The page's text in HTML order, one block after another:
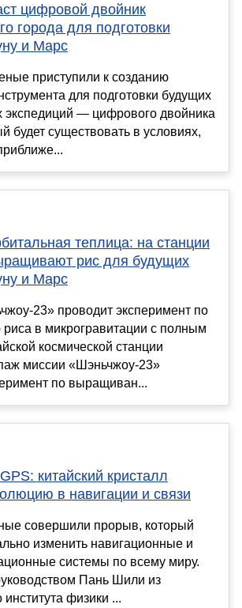
цифровой двойник
города для подготовки
и Марс
приступили к созданию
для подготовки будущих
экспедиций — цифрового двойника
будет существовать в условиях,
теплица: на станции
рис для будущих
и Марс
23» проводит эксперимент по
в микрогравитации с полным
космической станции
миссии «Шэньчжоу-23»
по выращиван...
китайский кристалл
в навигации и связи
совершили прорыв, который
изменить навигационные и
системы по всему миру.
Пань Шили из
института физики ...